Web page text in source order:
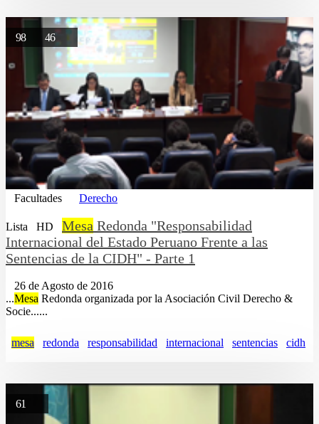
98 46
Facultades Derecho
Lista HD Mesa Redonda "Responsabilidad
Internacional del Estado Peruano Frente a las
Sentencias de la CIDH" - Parte 1
26 de Agosto de 2016
...Mesa Redonda organizada por la Asociación Civil Derecho &
Socie......
mesa redonda responsabilidad internacional sentencias cidh
61